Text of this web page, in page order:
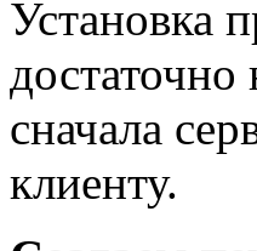
Установка
сначала
клиенту.